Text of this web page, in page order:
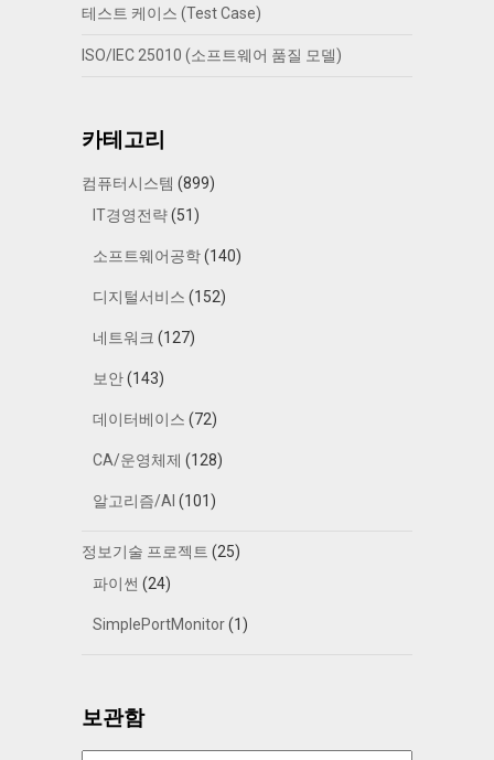
테스트 케이스 (Test Case)
ISO/IEC 25010 (소프트웨어 품질 모델)
카테고리
컴퓨터시스템 (899)
IT경영전략(51)
소프트웨어공학(140)
디지털서비스 (152)
네트워크 (127)
보안(143)
데이터베이스 (72)
CA/운영체제 (128)
알고리즘/AI (101)
정보기술 프로젝트 (25)
파이썬 (24)
SimplePortMonitor(1)
보관함